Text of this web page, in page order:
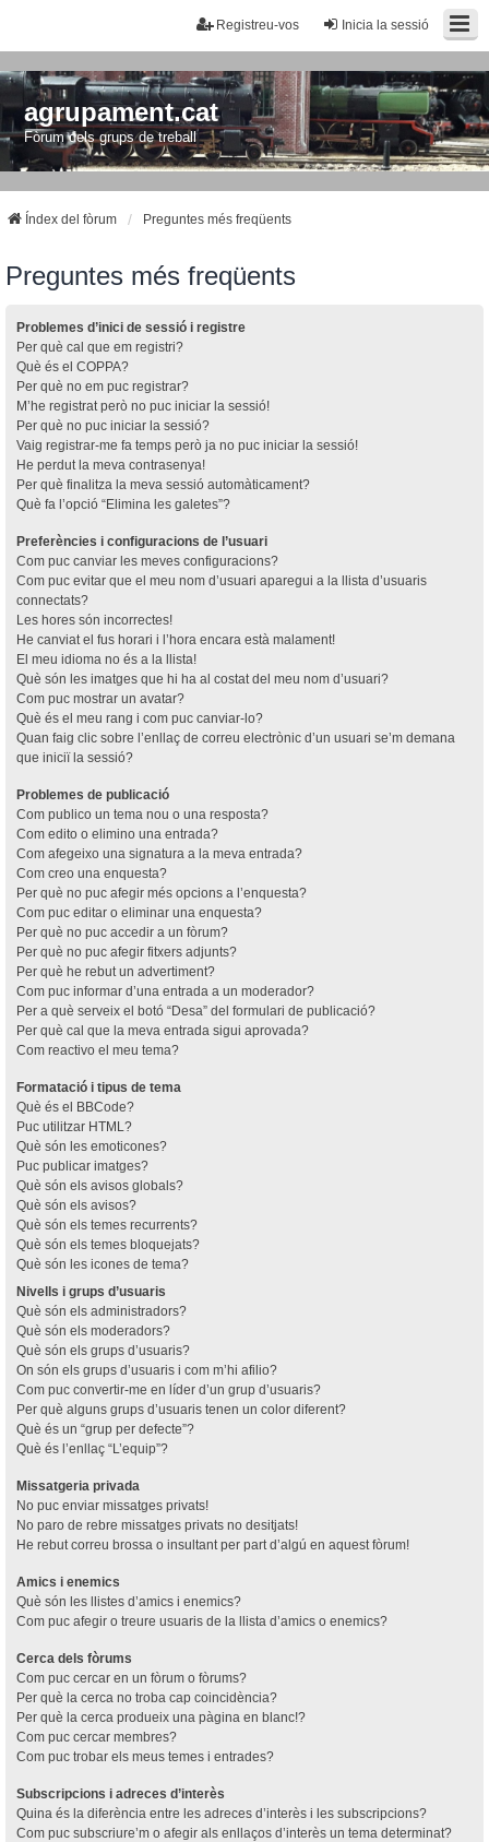
Inicia la sessió
Registreu-vos
agrupament.cat
Fòrum dels grups de treball
Índex del fòrum Preguntes més freqüents
Preguntes més freqüents
Problemes d’inici de sessió i registre
Per què cal que em registri?
Què és el COPPA?
Per què no em puc registrar?
M’he registrat però no puc iniciar la sessió!
Per què no puc iniciar la sessió?
Vaig registrar-me fa temps però ja no puc iniciar la sessió!
He perdut la meva contrasenya!
Per què finalitza la meva sessió automàticament?
Què fa l’opció “Elimina les galetes”?
Preferències i configuracions de l’usuari
Com puc canviar les meves configuracions?
Com puc evitar que el meu nom d’usuari aparegui a la llista d’usuaris
connectats?
Les hores són incorrectes!
He canviat el fus horari i l’hora encara està malament!
El meu idioma no és a la llista!
Què són les imatges que hi ha al costat del meu nom d’usuari?
Com puc mostrar un avatar?
Què és el meu rang i com puc canviar-lo?
Quan faig clic sobre l’enllaç de correu electrònic d’un usuari se’m demana
que iniciï la sessió?
Problemes de publicació
Com publico un tema nou o una resposta?
Com edito o elimino una entrada?
Com afegeixo una signatura a la meva entrada?
Com creo una enquesta?
Per què no puc afegir més opcions a l’enquesta?
Com puc editar o eliminar una enquesta?
Per què no puc accedir a un fòrum?
Per què no puc afegir fitxers adjunts?
Per què he rebut un advertiment?
Com puc informar d’una entrada a un moderador?
Per a què serveix el botó “Desa” del formulari de publicació?
Per què cal que la meva entrada sigui aprovada?
Com reactivo el meu tema?
Formatació i tipus de tema
Què és el BBCode?
Puc utilitzar HTML?
Què són les emoticones?
Puc publicar imatges?
Què són els avisos globals?
Què són els avisos?
Què són els temes recurrents?
Què són els temes bloquejats?
Què són les icones de tema?
Nivells i grups d’usuaris
Què són els administradors?
Què són els moderadors?
Què són els grups d’usuaris?
On són els grups d’usuaris i com m’hi afilio?
Com puc convertir-me en líder d’un grup d’usuaris?
Per què alguns grups d’usuaris tenen un color diferent?
Què és un “grup per defecte”?
Què és l’enllaç “L’equip”?
Missatgeria privada
No puc enviar missatges privats!
No paro de rebre missatges privats no desitjats!
He rebut correu brossa o insultant per part d’algú en aquest fòrum!
Amics i enemics
Què són les llistes d’amics i enemics?
Com puc afegir o treure usuaris de la llista d’amics o enemics?
Cerca dels fòrums
Com puc cercar en un fòrum o fòrums?
Per què la cerca no troba cap coincidència?
Per què la cerca produeix una pàgina en blanc!?
Com puc cercar membres?
Com puc trobar els meus temes i entrades?
Subscripcions i adreces d’interès
Quina és la diferència entre les adreces d’interès i les subscripcions?
Com puc subscriure’m o afegir als enllaços d’interès un tema determinat?